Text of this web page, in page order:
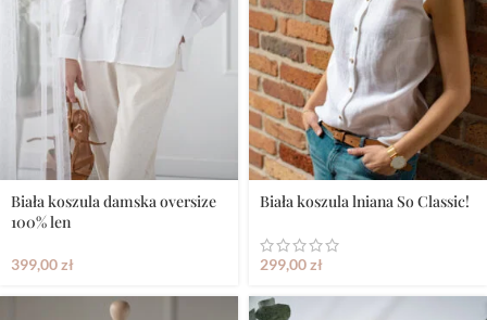
Biała koszula damska oversize
100% len
399,00zł
Biała koszula lniana So Classic!
299,00zł